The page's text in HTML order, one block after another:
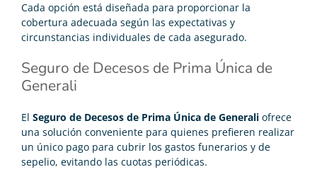
Cada opción está diseñada para proporcionar la
cobertura adecuada según las expectativas y
circunstancias individuales de cada asegurado.
Seguro de Decesos de Prima Única de
Generali
El Seguro de Decesos de Prima Única de Generali ofrece
una solución conveniente para quienes prefieren realizar
un único pago para cubrir los gastos funerarios y de
sepelio, evitando las cuotas periódicas.